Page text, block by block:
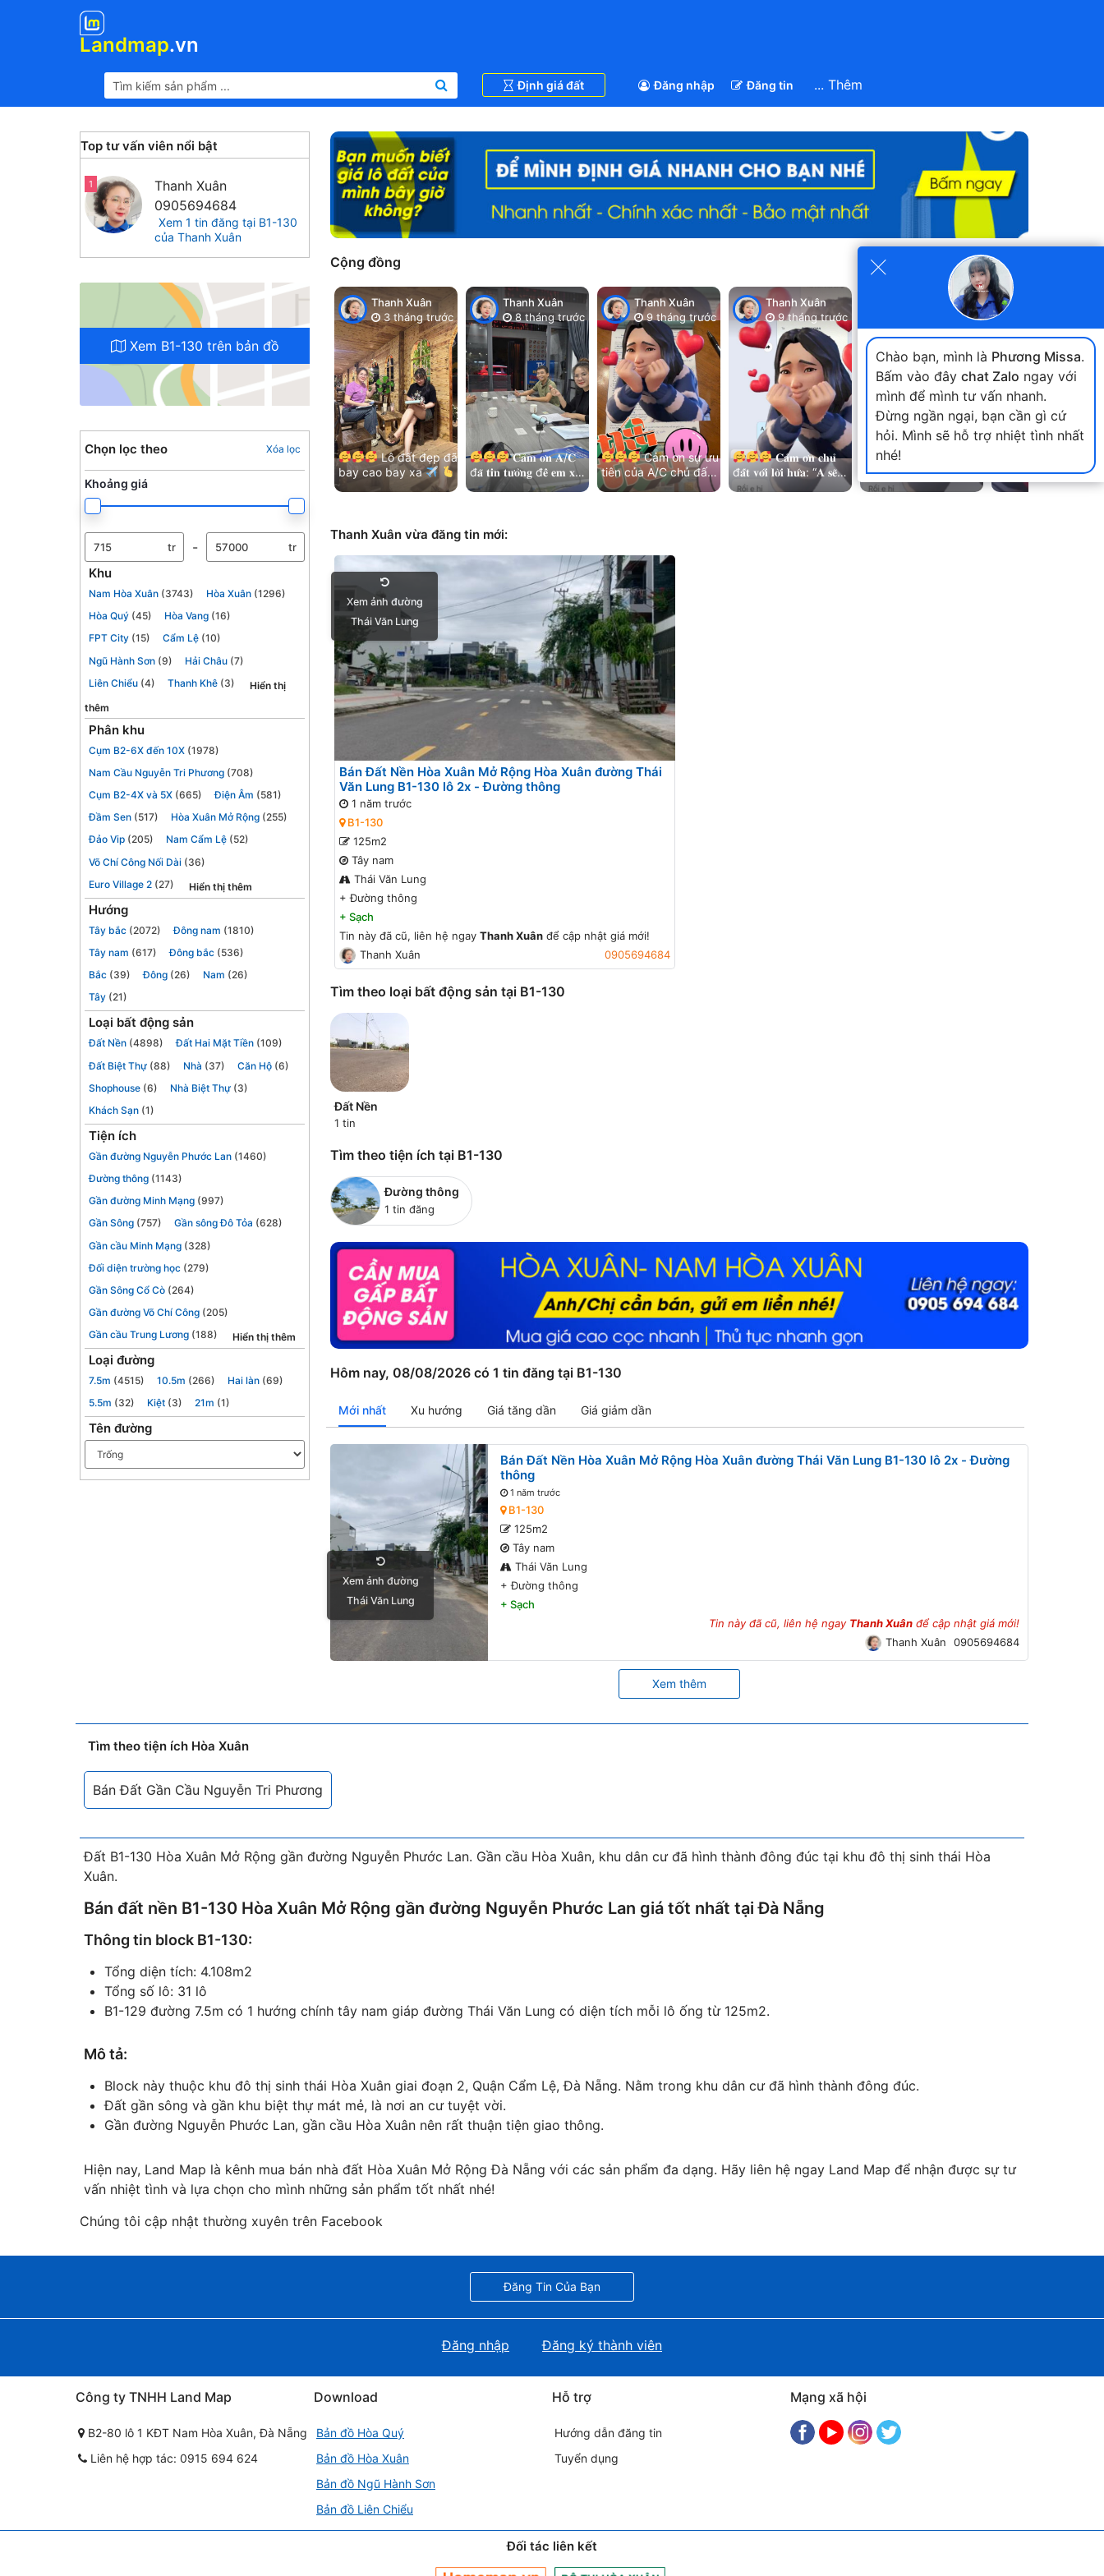
Landmap.vn
Định giá đất Đăng nhập Đăng tin ... Thêm
Top tư vấn viên nổi bật
1
Thanh Xuân
0905694684
Xem 1 tin đăng tại B1-130
của Thanh Xuân
Xem B1-130 trên bản đồ
Chọn lọc theo Xóa lọc
Khoảng giá
tr - tr
Khu
Nam Hòa Xuân (3743) Hòa Xuân (1296)
Hòa Quý (45) Hòa Vang (16)
FPT City (15) Cẩm Lệ (10)
Ngũ Hành Sơn (9) Hải Châu (7)
Liên Chiểu (4) Thanh Khê (3)
Hiển thị
thêm
Phân khu
Cụm B2-6X đến 10X (1978)
Nam Cầu Nguyễn Tri Phương (708)
Cụm B2-4X và 5X (665) Điện Âm (581)
Đầm Sen (517) Hòa Xuân Mở Rộng (255)
Đảo Vip (205) Nam Cẩm Lệ (52)
Võ Chí Công Nối Dài (36)
Euro Village 2 (27) Hiển thị thêm
Hướng
Tây bắc (2072) Đông nam (1810)
Tây nam (617) Đông bắc (536)
Bắc (39) Đông (26) Nam (26)
Tây (21)
Loại bất động sản
Đất Nền (4898) Đất Hai Mặt Tiền (109)
Đất Biệt Thự (88) Nhà (37) Căn Hộ (6)
Shophouse (6) Nhà Biệt Thự (3)
Khách Sạn (1)
Tiện ích
Gần đường Nguyễn Phước Lan (1460)
Đường thông (1143)
Gần đường Minh Mạng (997)
Gần Sông (757) Gần sông Đô Tỏa (628)
Gần cầu Minh Mạng (328)
Đối diện trường học (279)
Gần Sông Cổ Cò (264)
Gần đường Võ Chí Công (205)
Gần cầu Trung Lương (188) Hiển thị thêm
Loại đường
7.5m (4515) 10.5m (266) Hai làn (69)
5.5m (32) Kiệt (3) 21m (1)
Tên đường
Cộng đồng Xem tất cả
Thanh Xuân
3 tháng trước
Lô đất đẹp đã
bay cao bay xa
Cảm ơn chị chủ đất
Thanh Xuân
8 tháng trước
𝐂𝐚̉𝐦 𝐨̛𝐧 𝐀/𝐂
đ𝐚̃ 𝐭𝐢𝐧 𝐭𝐮̛𝐨̛̉𝐧𝐠 đ𝐞̂̉ 𝐞𝐦 𝐱𝐮̛̉
𝐥𝐲́ 𝐡𝐞̂́𝐭 𝐦𝐨̣𝐢 𝐯𝐢𝐞̣̂𝐜!
Thanh Xuân
9 tháng trước
Cảm ơn sự ưu
tiên của A/C chủ đất
và kết nối nhẹ nhàng
Thanh Xuân
9 tháng trước
𝐂𝐚̉𝐦 𝐨̛𝐧 𝐜𝐡𝐮̉
đ𝐚̂́𝐭 𝐯𝐨̛́𝐢 𝐥𝐨̛̀𝐢 𝐡𝐮̛́𝐚: “𝐀 𝐬𝐞̃
𝐠𝐢𝐚𝐨 đ𝐨̣̂𝐜 𝐪𝐮𝐲𝐞̂̀𝐧 𝐜𝐡𝐨 𝐞
Thanh Xuân
9 tháng trước
đ𝐚̂́𝐭 𝐯𝐨̛́𝐢 𝐥𝐨̛̀𝐢 𝐡𝐮̛́𝐚: “𝐀 𝐬𝐞̃
𝐠𝐢𝐚𝐨 đ𝐨̣̂𝐜 𝐪𝐮𝐲𝐞̂̀𝐧 𝐜𝐡𝐨 𝐞
chạy quanh thật
rộn nhưng vẫn còn
Thanh Xuân vừa đăng tin mới:
Xem ảnh đường
Thái Văn Lung
Bán Đất Nền Hòa Xuân Mở Rộng Hòa Xuân đường Thái
Văn Lung B1-130 lô 2x - Đường thông
1 năm trước
B1-130
125m2
Tây nam
Thái Văn Lung
+Đường thông
+ Sạch
Tin này đã cũ, liên hệ ngay Thanh Xuân để cập nhật giá mới!
Thanh Xuân
0905694684
Tìm theo loại bất động sản tại B1-130
Đất Nền
1 tin
Tìm theo tiện ích tại B1-130
Đường thông
1 tin đăng
Hôm nay, 08/08/2026 có 1 tin đăng tại B1-130
Mới nhất Xu hướng Giá tăng dần Giá giảm dần
Xem ảnh đường
Thái Văn Lung
Bán Đất Nền Hòa Xuân Mở Rộng Hòa Xuân đường Thái Văn Lung B1-130 lô 2x - Đường
thông
1 năm trước
B1-130
125m2
Tây nam
Thái Văn Lung
+Đường thông
+ Sạch
Tin này đã cũ, liên hệ ngay Thanh Xuân để cập nhật giá mới!
Thanh Xuân
0905694684
Xem thêm
Tìm theo tiện ích Hòa Xuân
Bán Đất Gần Cầu Nguyễn Tri Phương
Đất B1-130 Hòa Xuân Mở Rộng gần đường Nguyễn Phước Lan. Gần cầu Hòa Xuân, khu dân cư đã hình thành đông đúc tại khu đô thị sinh thái Hòa
Xuân.
Bán đất nền B1-130 Hòa Xuân Mở Rộng gần đường Nguyễn Phước Lan giá tốt nhất tại Đà Nẵng
Thông tin block B1-130:
Tổng diện tích: 4.108m2
Tổng số lô: 31 lô
B1-129 đường 7.5m có 1 hướng chính tây nam giáp đường Thái Văn Lung có diện tích mỗi lô ống từ 125m2.
Mô tả:
Block này thuộc khu đô thị sinh thái Hòa Xuân giai đoạn 2, Quận Cẩm Lệ, Đà Nẵng. Nằm trong khu dân cư đã hình thành đông đúc.
Đất gần sông và gần khu biệt thự mát mẻ, là nơi an cư tuyệt vời.
Gần đường Nguyễn Phước Lan, gần cầu Hòa Xuân nên rất thuận tiện giao thông.
Hiện nay, Land Map là kênh mua bán nhà đất Hòa Xuân Mở Rộng Đà Nẵng với các sản phẩm đa dạng. Hãy liên hệ ngay Land Map để nhận được sự tư
vấn nhiệt tình và lựa chọn cho mình những sản phẩm tốt nhất nhé!
Chúng tôi cập nhật thường xuyên trên Facebook
×
Chào bạn, mình là Phương Missa.
Bấm vào đây chat Zalo ngay với
mình để mình tư vấn nhanh.
Đừng ngần ngại, bạn cần gì cứ
hỏi. Mình sẽ hỗ trợ nhiệt tình nhất
nhé!
Đăng Tin Của Bạn
Đăng nhập Đăng ký thành viên
Công ty TNHH Land Map
B2-80 lô 1 KĐT Nam Hòa Xuân, Đà Nẵng
Liên hệ hợp tác: 0915 694 624
Download
Bản đồ Hòa Quý
Bản đồ Hòa Xuân
Bản đồ Ngũ Hành Sơn
Bản đồ Liên Chiểu
Hỗ trợ
Hướng dẫn đăng tin
Tuyển dụng
Mạng xã hội
Đối tác liên kết